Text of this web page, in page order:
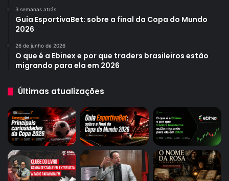
3 semanas atrás
Guia EsportivaBet: sobre a final da Copa do Mundo
2026
26 de junho de 2026
O que é a Ebinex e por que traders brasileiros estão
migrando para ela em 2026
Últimas atualizações